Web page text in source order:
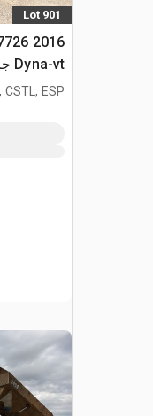
Lot 901
Dyna-vt جرار ذو دفع رباعي
CSTL, ESP